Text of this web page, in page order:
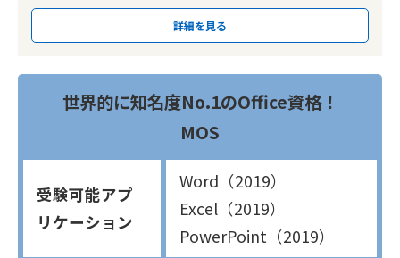
詳細を見る
世界的に知名度No.1のOffice資格！
MOS
受験可能アプ
リケーション
Word（2019）
Excel（2019）
PowerPoint（2019）